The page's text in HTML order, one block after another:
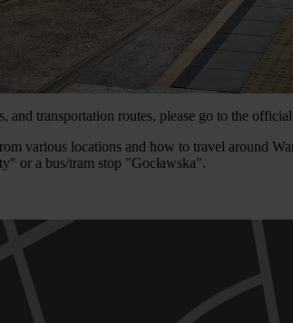
transportation routes, please go to the
various locations and how to travel around
or a bus/tram stop "Gocławska".